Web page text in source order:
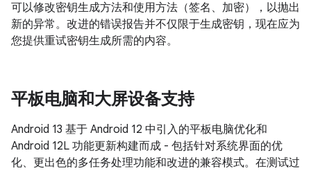
可以修改密钥生成方法和使用方法（签名、加密），以抛出
新的异常。改进的错误报告并不仅限于生成密钥，现在应为
您提供重试密钥生成所需的内容。
平板电脑和大屏设备支持
Android 13 基于 Android 12 中引入的平板电脑优化和
Android 12L 功能更新构建而成 - 包括针对系统界面的优
化、更出色的多任务处理功能和改进的兼容模式。在测试过